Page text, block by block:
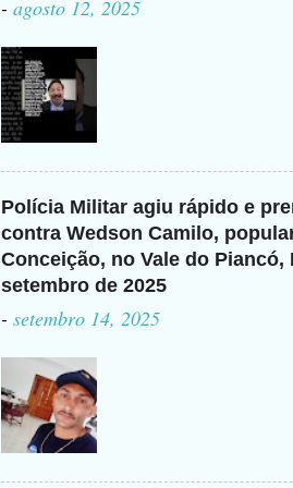
- agosto 12, 2025
Polícia Militar agiu rápido e
contra Wedson Camilo,
Conceição, no Vale do
setembro de 2025
- setembro 14, 2025